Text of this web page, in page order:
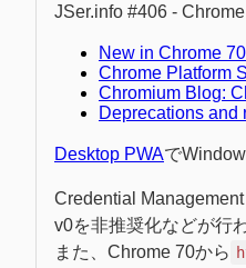
JSer.info #406 -
New in Chrome
Chrome Platform
Chromium Blog:
Deprecations
Desktop PWAで
Credential
v0を非推奨化などが行
また、Chrome 70から